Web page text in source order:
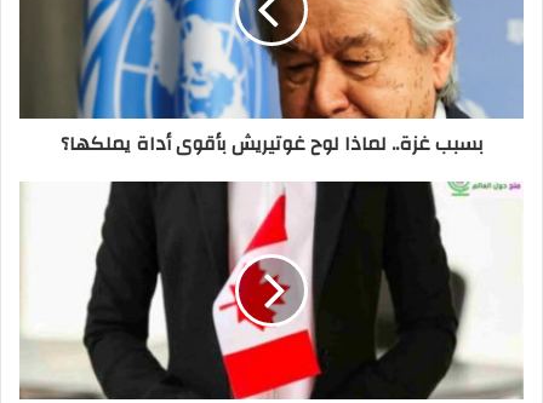
بسبب غزة.. لماذا لوح غوتيريش بأقوى أداة يملكها؟